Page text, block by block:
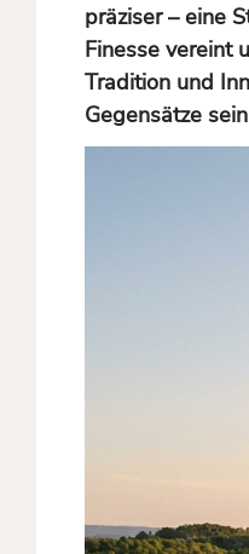
präziser – eine
Finesse vereint
Tradition und
Gegensätze